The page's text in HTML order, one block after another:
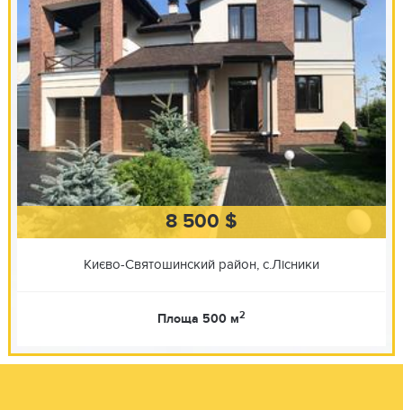
8 500 $
Києво-Святошинский район, с.Лісники
Площа 500 м2